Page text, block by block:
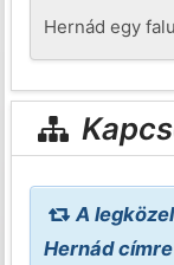
Hernád egy
A
Hernád címre